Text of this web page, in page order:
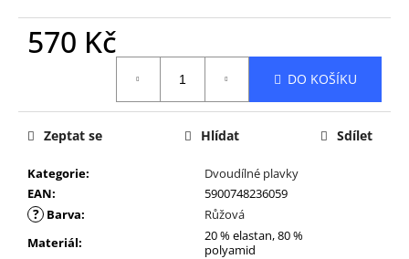
570 Kč
DO KOŠÍKU
Kategorie:
Dvoudílné plavky
EAN: 5900748236059
? Barva:
Růžová
Materiál:
20 % elastan, 80 %
polyamid
Zeptat se Hlídat Sdílet